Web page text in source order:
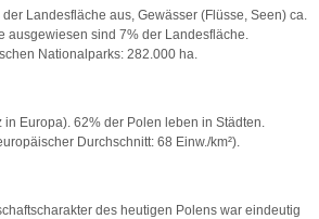
Landesfläche aus, Gewässer (Flüsse, Seen) ca.
ausgewiesen sind 7% der Landesfläche.
Nationalparks: 282.000 ha.
in Europa). 62% der Polen leben in Städten.
Durchschnitt: 68 Einw./km²).
des heutigen Polens war eindeutig